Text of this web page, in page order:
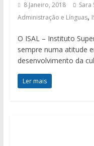
8 Janeiro, 2018 Sara
Administração e Línguas,
O ISAL – Instituto
sempre numa atitude
desenvolvimento da
Ler mais